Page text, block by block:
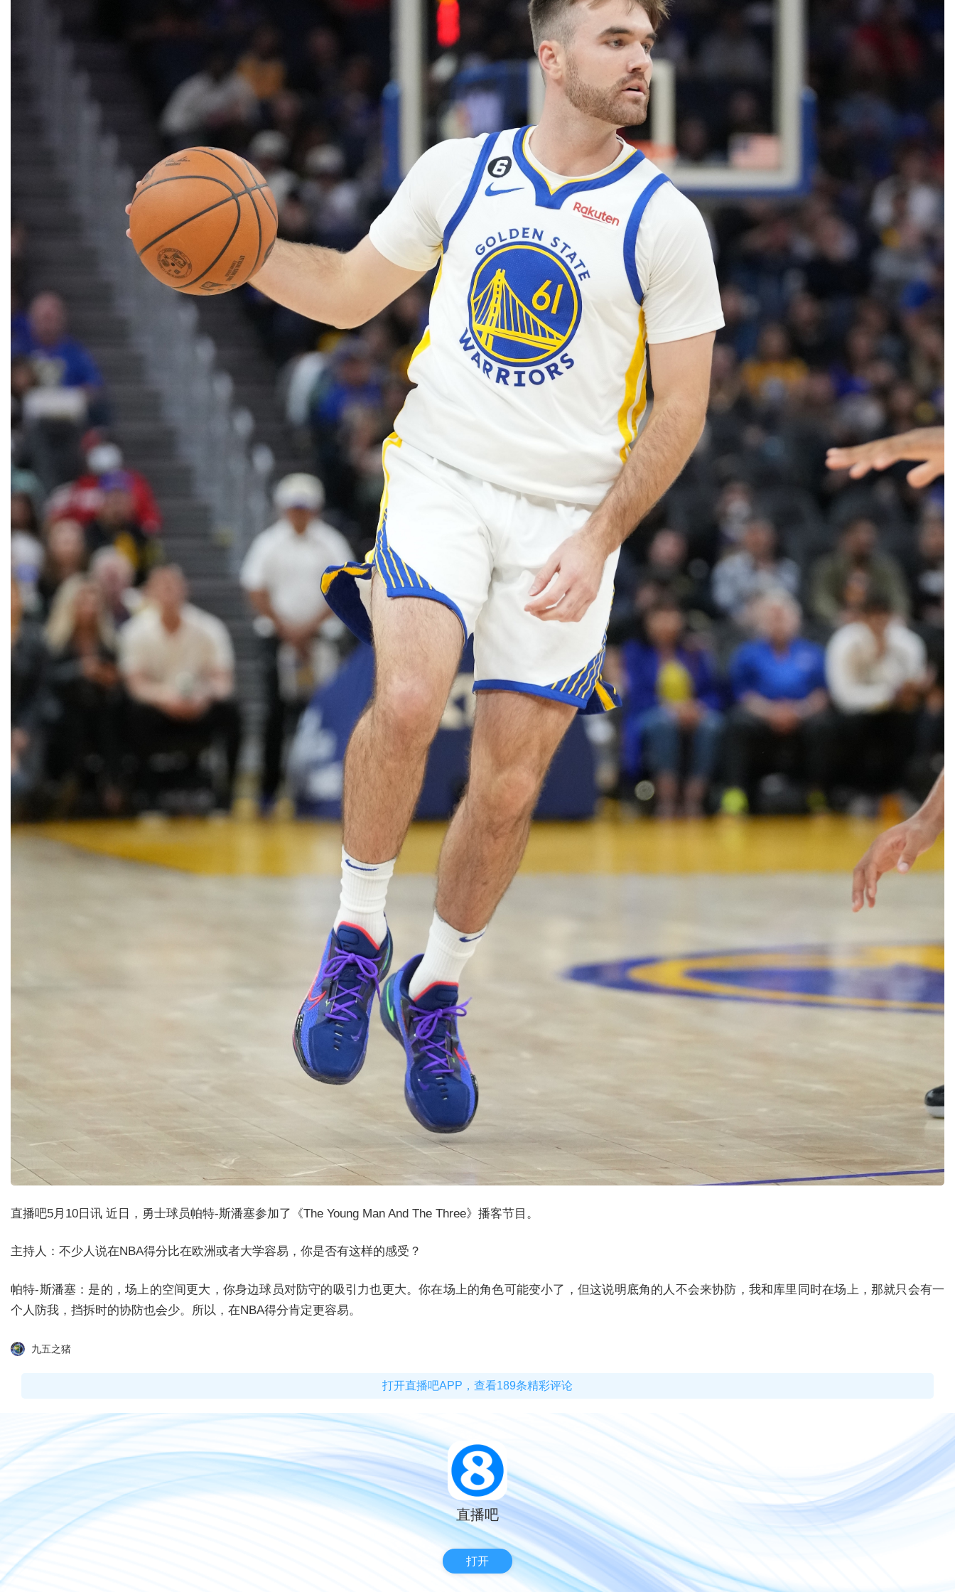
直播吧5月10日讯 近日，勇士球员帕特-斯潘塞参加了《The Young Man And The Three》播客节目。
主持人：不少人说在NBA得分比在欧洲或者大学容易，你是否有这样的感受？
帕特-斯潘塞：是的，场上的空间更大，你身边球员对防守的吸引力也更大。你在场上的角色可能变小了，但这说明底角的人不会来协防，我和库里同时在场上，那就只会有一
个人防我，挡拆时的协防也会少。所以，在NBA得分肯定更容易。
九五之猪
打开直播吧APP，查看189条精彩评论
直播吧
打开